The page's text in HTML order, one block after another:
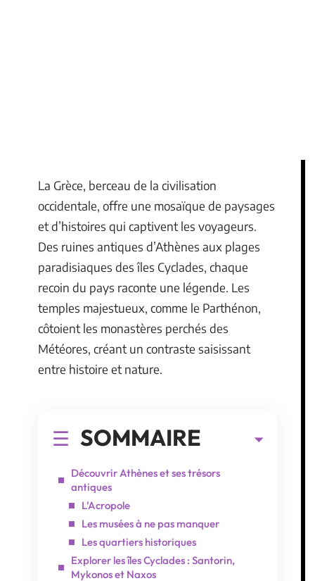
La Grèce, berceau de la civilisation
occidentale, offre une mosaïque de paysages
et d’histoires qui captivent les voyageurs.
Des ruines antiques d’Athènes aux plages
paradisiaques des îles Cyclades, chaque
recoin du pays raconte une légende. Les
temples majestueux, comme le Parthénon,
côtoient les monastères perchés des
Météores, créant un contraste saisissant
entre histoire et nature.
SOMMAIRE
Découvrir Athènes et ses trésors
antiques
L’Acropole
Les musées à ne pas manquer
Les quartiers historiques
Explorer les îles Cyclades : Santorin,
Mykonos et Naxos